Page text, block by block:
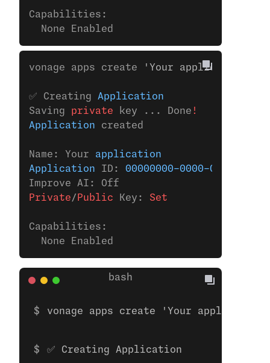
Capabilities:
  None Enabled
vonage apps create 'Your application'
✅ Creating Application
Saving private key ... Done !
Application created
Name: Your application
Application ID: 00000000-0000-0000-0000-
Improve AI: Off
Private/ Public Key: Set
Capabilities:
  None Enabled
vonage apps create 'Your application'
✅ Creating Application